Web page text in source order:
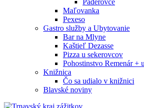
Paderovce
Maľovanka
Pexeso
Gastro služby a Ubytovanie
Bar na Mlyne
Kaštieľ Dezasse
Pizza u sekerovcov
Pohostinstvo Remenár +
Knižnica
Čo sa udialo v knižnici
Blavské noviny